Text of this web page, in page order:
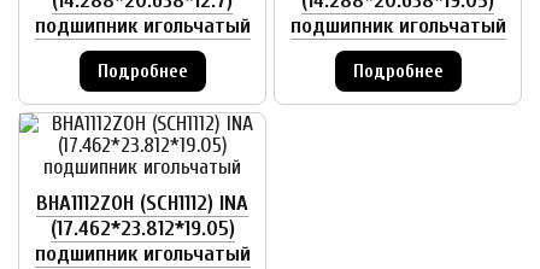
подшипник игольчатый
Подробнее
подшипник игольчатый
Подробнее
BHA1112ZOH (SCH1112) INA
(17.462*23.812*19.05)
подшипник игольчатый